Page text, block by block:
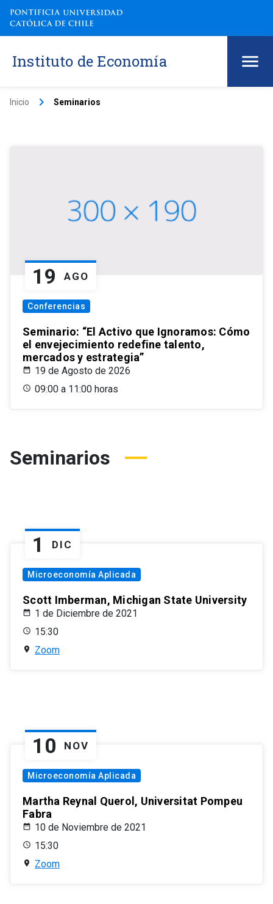
Instituto de Economía
Inicio keyboard_arrow_right Seminarios
19 AGO
Conferencias
Seminario: “El Activo que Ignoramos: Cómo
el envejecimiento redefine talento,
mercados y estrategia”
19 de Agosto de 2026
09:00 a 11:00 horas
Seminarios
1 DIC
Microeconomía Aplicada
Scott Imberman, Michigan State University
1 de Diciembre de 2021
15:30
Zoom
10 NOV
Microeconomía Aplicada
Martha Reynal Querol, Universitat Pompeu
Fabra
10 de Noviembre de 2021
15:30
Zoom